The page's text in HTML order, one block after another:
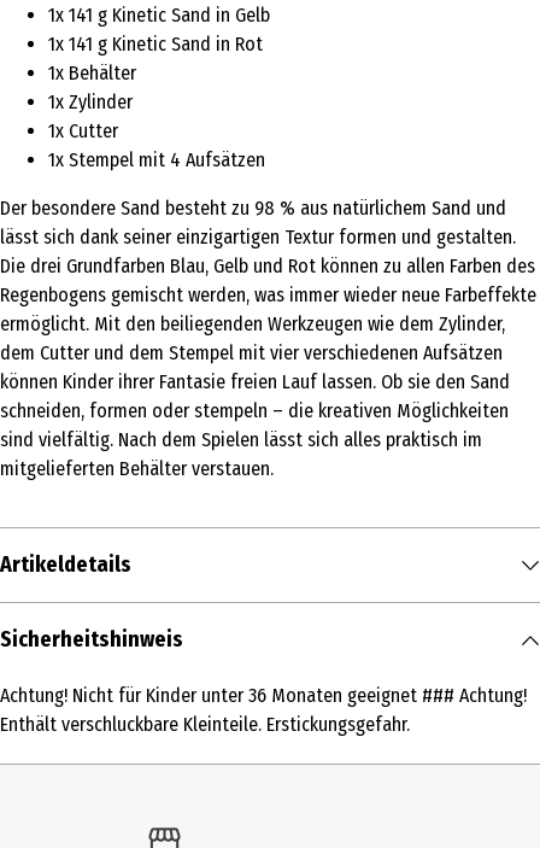
1x 141 g Kinetic Sand in Gelb
1x 141 g Kinetic Sand in Rot
1x Behälter
1x Zylinder
1x Cutter
1x Stempel mit 4 Aufsätzen
Der besondere Sand besteht zu 98 % aus natürlichem Sand und
lässt sich dank seiner einzigartigen Textur formen und gestalten.
Die drei Grundfarben Blau, Gelb und Rot können zu allen Farben des
Regenbogens gemischt werden, was immer wieder neue Farbeffekte
ermöglicht. Mit den beiliegenden Werkzeugen wie dem Zylinder,
dem Cutter und dem Stempel mit vier verschiedenen Aufsätzen
können Kinder ihrer Fantasie freien Lauf lassen. Ob sie den Sand
schneiden, formen oder stempeln – die kreativen Möglichkeiten
sind vielfältig. Nach dem Spielen lässt sich alles praktisch im
mitgelieferten Behälter verstauen.
Artikeldetails
Inhalt
Produkttyp
Sicherheitshinweis
Achtung! Nicht für Kinder unter 36 Monaten geeignet ### Achtung!
Enthält verschluckbare Kleinteile. Erstickungsgefahr.